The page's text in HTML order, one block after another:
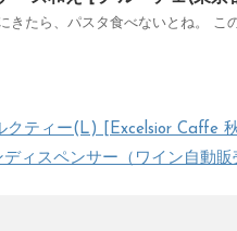
きたら、パスタ食べないとね。 こ
クティー(L) [Excelsior Caffe
ィスペンサー（ワイン自動